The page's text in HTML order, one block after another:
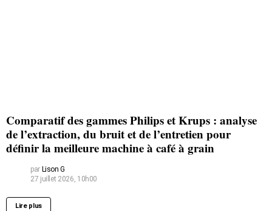
Comparatif des gammes Philips et Krups : analyse
de l’extraction, du bruit et de l’entretien pour
définir la meilleure machine à café à grain
par Lison G
27 juillet 2026, 10h00
Lire plus